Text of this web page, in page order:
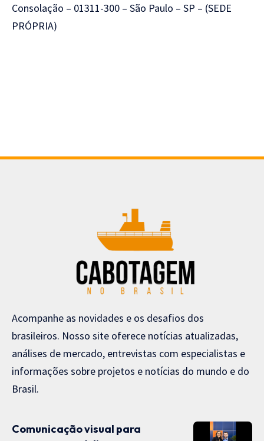
Consolação – 01311-300 – São Paulo – SP – (SEDE
PRÓPRIA)
Acompanhe as novidades e os desafios dos
brasileiros. Nosso site oferece notícias atualizadas,
análises de mercado, entrevistas com especialistas e
informações sobre projetos e notícias do mundo e do
Brasil.
Comunicação visual para